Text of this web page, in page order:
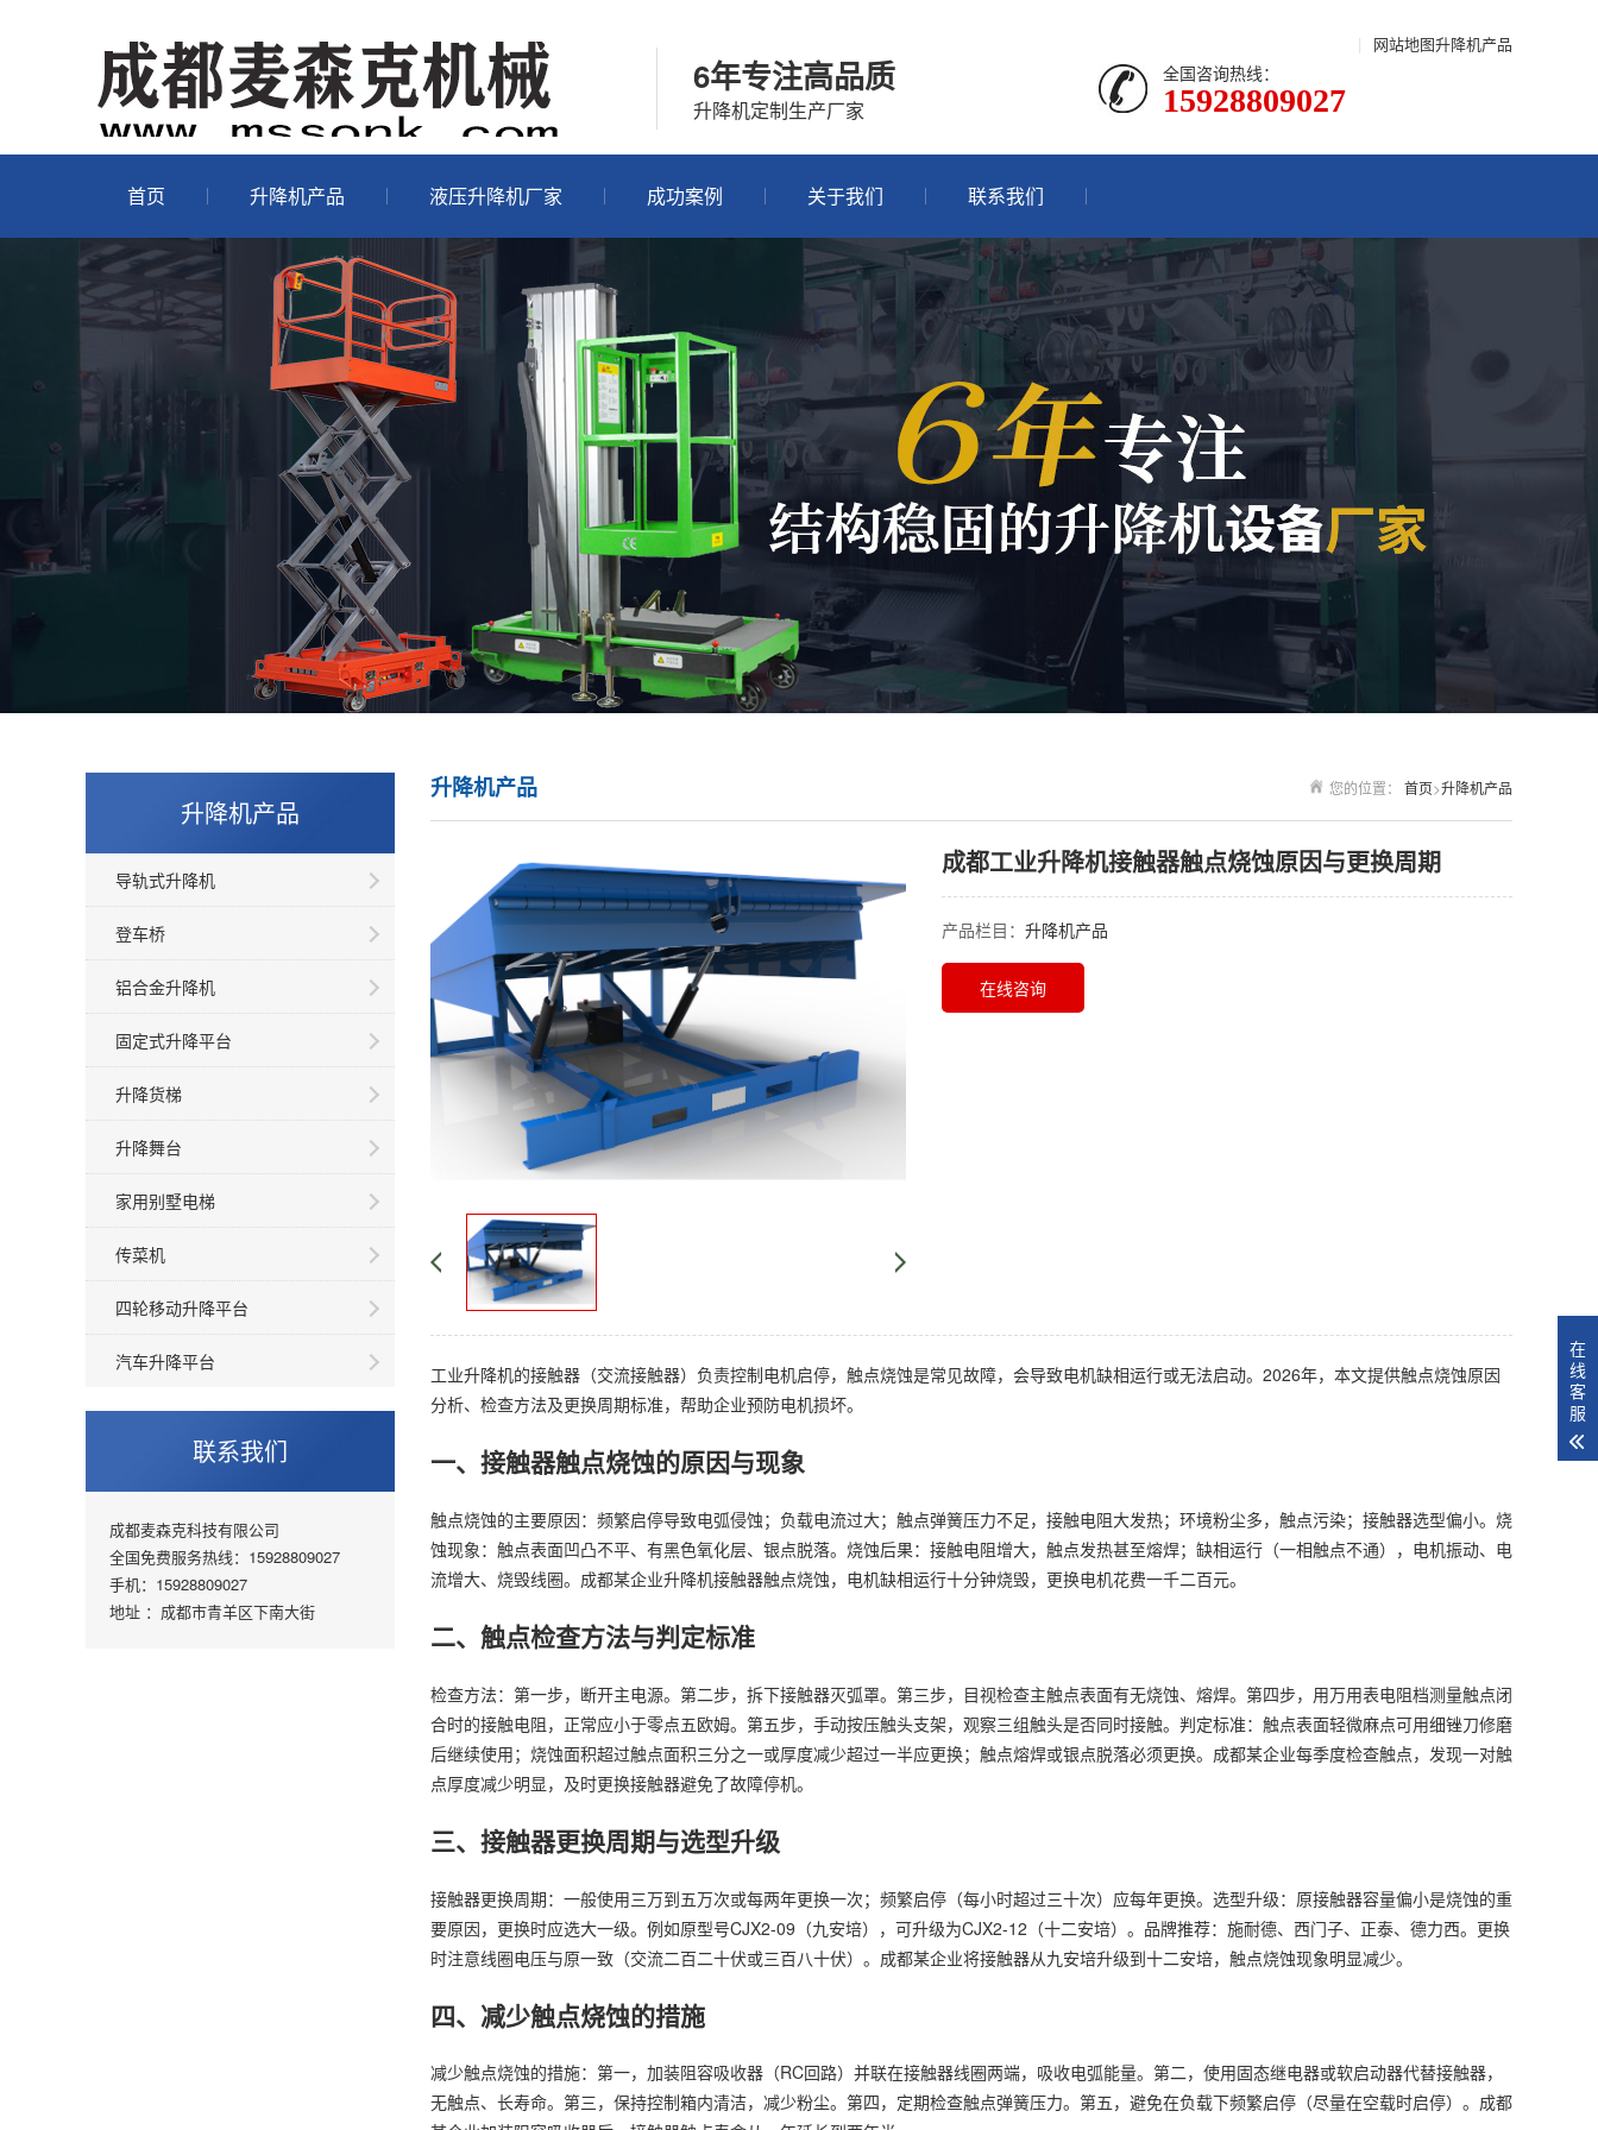
升降机产品
| 网站地图
6年专注高品质
升降机定制生产厂家
全国咨询热线：
15928809027
首页 升降机产品 液压升降机厂家 成功案例 关于我们 联系我们
升降机产品
导轨式升降机
登车桥
铝合金升降机
固定式升降平台
升降货梯
升降舞台
家用别墅电梯
传菜机
四轮移动升降平台
汽车升降平台
联系我们
成都麦森克科技有限公司
全国免费服务热线：15928809027
手机：15928809027
地址 ：成都市青羊区下南大街
您的位置： 首页>升降机产品
升降机产品
成都工业升降机接触器触点烧蚀原因与更换周期
产品栏目： 升降机产品
在线咨询
工业升降机的接触器（交流接触器）负责控制电机启停，触点烧蚀是常见故障，会导致电机缺相运行或无法启动。2026年，本文提供触点烧蚀原因
分析、检查方法及更换周期标准，帮助企业预防电机损坏。
一、接触器触点烧蚀的原因与现象
触点烧蚀的主要原因：频繁启停导致电弧侵蚀；负载电流过大；触点弹簧压力不足，接触电阻大发热；环境粉尘多，触点污染；接触器选型偏小。烧
蚀现象：触点表面凹凸不平、有黑色氧化层、银点脱落。烧蚀后果：接触电阻增大，触点发热甚至熔焊；缺相运行（一相触点不通），电机振动、电
流增大、烧毁线圈。成都某企业升降机接触器触点烧蚀，电机缺相运行十分钟烧毁，更换电机花费一千二百元。
二、触点检查方法与判定标准
检查方法：第一步，断开主电源。第二步，拆下接触器灭弧罩。第三步，目视检查主触点表面有无烧蚀、熔焊。第四步，用万用表电阻档测量触点闭
合时的接触电阻，正常应小于零点五欧姆。第五步，手动按压触头支架，观察三组触头是否同时接触。判定标准：触点表面轻微麻点可用细锉刀修磨
后继续使用；烧蚀面积超过触点面积三分之一或厚度减少超过一半应更换；触点熔焊或银点脱落必须更换。成都某企业每季度检查触点，发现一对触
点厚度减少明显，及时更换接触器避免了故障停机。
三、接触器更换周期与选型升级
接触器更换周期：一般使用三万到五万次或每两年更换一次；频繁启停（每小时超过三十次）应每年更换。选型升级：原接触器容量偏小是烧蚀的重
要原因，更换时应选大一级。例如原型号CJX2-09（九安培），可升级为CJX2-12（十二安培）。品牌推荐：施耐德、西门子、正泰、德力西。更换
时注意线圈电压与原一致（交流二百二十伏或三百八十伏）。成都某企业将接触器从九安培升级到十二安培，触点烧蚀现象明显减少。
四、减少触点烧蚀的措施
减少触点烧蚀的措施：第一，加装阻容吸收器（RC回路）并联在接触器线圈两端，吸收电弧能量。第二，使用固态继电器或软启动器代替接触器，
无触点、长寿命。第三，保持控制箱内清洁，减少粉尘。第四，定期检查触点弹簧压力。第五，避免在负载下频繁启停（尽量在空载时启停）。成都
在
线
客
服